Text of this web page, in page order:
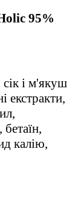
95%
і м'якуш
екстракти,
калію,